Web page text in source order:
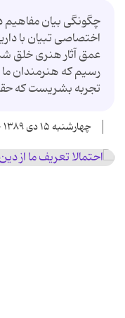
چگونگی بیان مفاهیم
اختصاصی تبیان با
عمق آثار هنری خلق
رسیم که هنرمندان ما
تجربه بشریست که
چهارشنبه ۱۵ دی ۱۳۸۹ - ۰۰:۰۰